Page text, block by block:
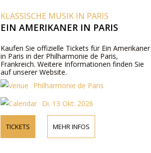
KLASSISCHE MUSIK IN PARIS
EIN AMERIKANER IN PARIS
Kaufen Sie offizielle Tickets für Ein Amerikaner
in Paris in der Philharmonie de Paris,
Frankreich. Weitere Informationen finden Sie
auf unserer Website.
Philharmonie de Paris
Di. 13 Okt. 2026
TICKETS MEHR INFOS